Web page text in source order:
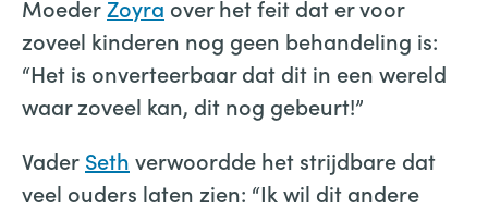
MoederZoyra over het feit dat er voor
zoveel kinderen nog geen behandeling is:
“Het is onverteerbaar dat dit in een wereld
waar zoveel kan, dit nog gebeurt!”
Vader Seth verwoordde het strijdbare dat
veel ouders laten zien: “Ik wil dit andere